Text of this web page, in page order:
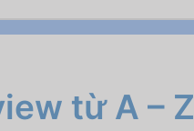
từ A – Z